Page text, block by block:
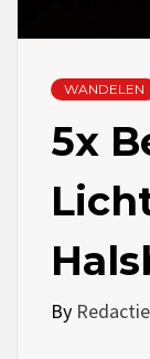
WANDELEN
5x
By Redactie